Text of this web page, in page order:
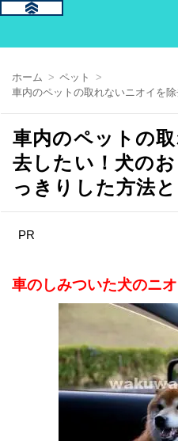
ホーム
ペット
車内のペットの取れないニオイを
車内のペットの
去したい！犬の
っきりした方法と
PR
車のしみついた犬のニ